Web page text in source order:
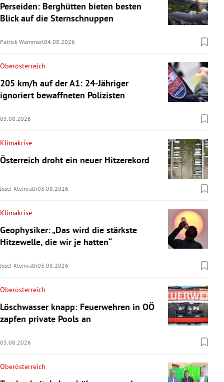
Perseiden: Berghütten bieten besten
Blick auf die Sternschnuppen
Patrick Wammerl04.08.2026
Oberösterreich
205 km/h auf der A1: 24-Jähriger
ignoriert bewaffneten Polizisten
03.08.2026
Klimakrise
Österreich droht ein neuer Hitzerekord
Josef Kleinrath03.08.2026
Klimakrise
Geophysiker: „Das wird die stärkste
Hitzewelle, die wir je hatten“
Josef Kleinrath03.08.2026
Oberösterreich
Löschwasser knapp: Feuerwehren in OÖ
zapfen private Pools an
03.08.2026
Oberösterreich